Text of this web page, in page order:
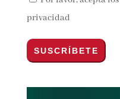
privacidad